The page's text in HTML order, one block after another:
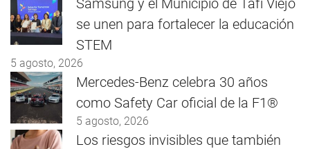
se unen para fortalecer la educación
STEM
5 agosto, 2026
Mercedes-Benz celebra 30 años
como Safety Car oficial de la F1®
5 agosto, 2026
Los riesgos invisibles que también